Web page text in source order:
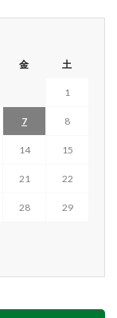
金 土
1
7 8
14 15
21 22
28 29